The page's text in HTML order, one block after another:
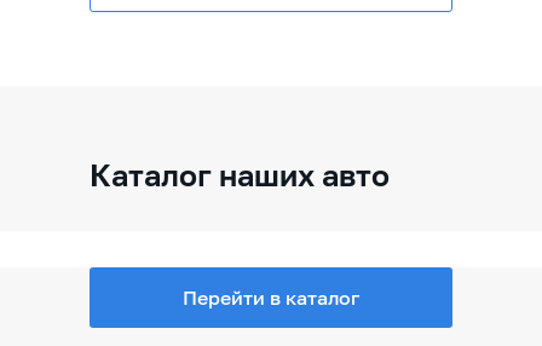
Каталог наших авто
Перейти в каталог